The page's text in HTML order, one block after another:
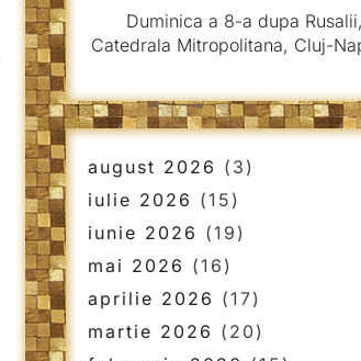
Duminica a 8-a dupa Rusalii,
Catedrala Mitropolitana, Cluj-
august 2026 (3)
iulie 2026 (15)
iunie 2026 (19)
mai 2026 (16)
aprilie 2026 (17)
martie 2026 (20)